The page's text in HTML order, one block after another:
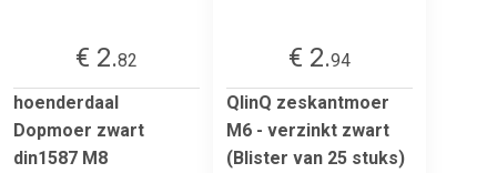
€ 2.82
hoenderdaal
Dopmoer zwart
din1587 M8
€ 2.94
QlinQ zeskantmoer
M6 - verzinkt zwart
(Blister van 25 stuks)